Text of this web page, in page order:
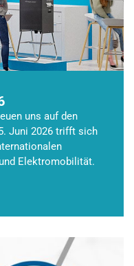
uns auf den
Juni 2026 trifft sich
Elektromobilität.